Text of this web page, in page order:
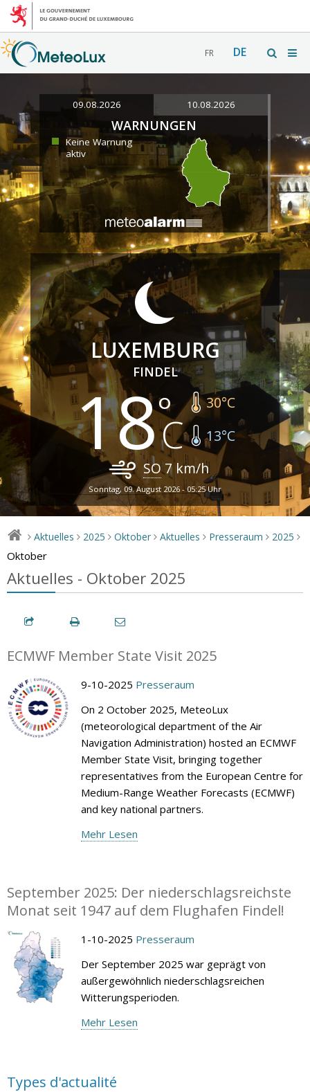
FR DE
09.08.2026 10.08.2026
WARNUNGEN
Keine Warnung
aktiv
LUXEMBURG
FINDEL
18 30°C
13°C
SO7 km/h
Sonntag, 09. August 2026 - 05:25 Uhr
> Aktuelles > 2025 > Oktober > Aktuelles > Presseraum > 2025 >
Oktober
Aktuelles - Oktober 2025
ECMWF Member State Visit 2025
9-10-2025 Presseraum
On 2 October 2025, MeteoLux
(meteorological department of the Air
Navigation Administration) hosted an ECMWF
Member State Visit, bringing together
representatives from the European Centre for
Medium-Range Weather Forecasts (ECMWF)
and key national partners.
Mehr Lesen
September 2025: Der niederschlagsreichste
Monat seit 1947 auf dem Flughafen Findel!
1-10-2025 Presseraum
Der September 2025 war geprägt von
außergewöhnlich niederschlagsreichen
Witterungsperioden.
Mehr Lesen
Types d'actualité